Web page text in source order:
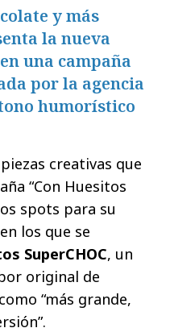
y más
la nueva
una campaña
por la agencia
humorístico
creativas que
“Con Huesitos
spots para su
los que se
SuperCHOC, un
original de
“más grande,